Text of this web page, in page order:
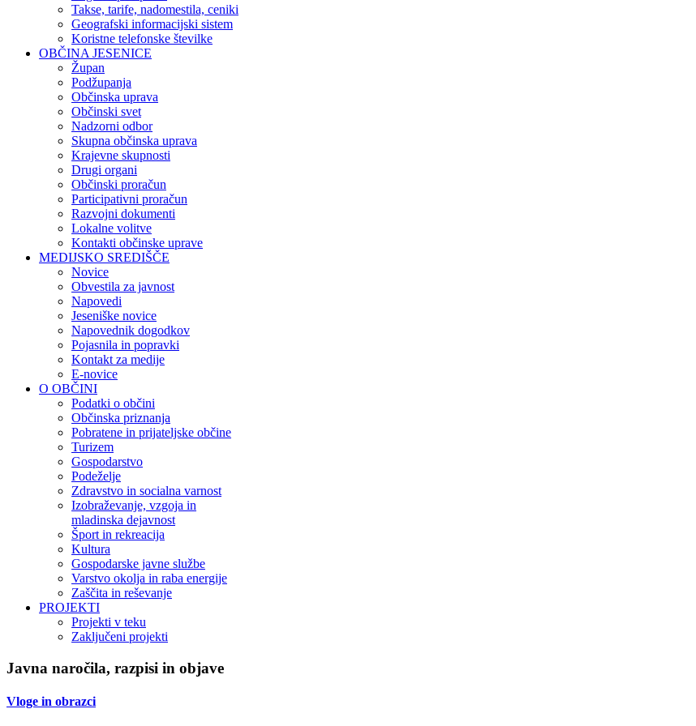
Takse, tarife, nadomestila, ceniki
Geografski informacijski sistem
Koristne telefonske številke
OBČINA JESENICE
Župan
Podžupanja
Občinska uprava
Občinski svet
Nadzorni odbor
Skupna občinska uprava
Krajevne skupnosti
Drugi organi
Občinski proračun
Participativni proračun
Razvojni dokumenti
Lokalne volitve
Kontakti občinske uprave
MEDIJSKO SREDIŠČE
Novice
Obvestila za javnost
Napovedi
Jeseniške novice
Napovednik dogodkov
Pojasnila in popravki
Kontakt za medije
E-novice
O OBČINI
Podatki o občini
Občinska priznanja
Pobratene in prijateljske občine
Turizem
Gospodarstvo
Podeželje
Zdravstvo in socialna varnost
Izobraževanje, vzgoja in
mladinska dejavnost
Šport in rekreacija
Kultura
Gospodarske javne službe
Varstvo okolja in raba energije
Zaščita in reševanje
PROJEKTI
Projekti v teku
Zaključeni projekti
Javna naročila, razpisi in objave
Vloge in obrazci